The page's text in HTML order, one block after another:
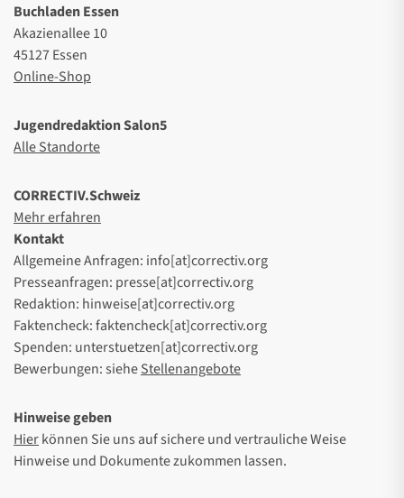
Buchladen Essen
Akazienallee 10
45127 Essen
Online-Shop
Jugendredaktion Salon5
Alle Standorte
CORRECTIV.Schweiz
Mehr erfahren
Kontakt
Allgemeine Anfragen: info[at]correctiv.org
Presseanfragen: presse[at]correctiv.org
Redaktion: hinweise[at]correctiv.org
Faktencheck: faktencheck[at]correctiv.org
Spenden: unterstuetzen[at]correctiv.org
Bewerbungen: sieheStellenangebote
Hinweise geben
Hierkönnen Sie uns auf sichere und vertrauliche Weise
Hinweise und Dokumente zukommen lassen.